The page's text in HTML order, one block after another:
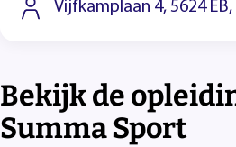
Vijfkamplaan 4, 5624
Bekijk de
Summa Sport